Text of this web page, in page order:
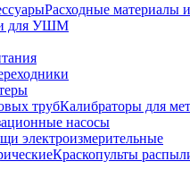
Расходные материалы
для УШМ
Калибраторы для
насосы
электроизмерительные
Краскопульты